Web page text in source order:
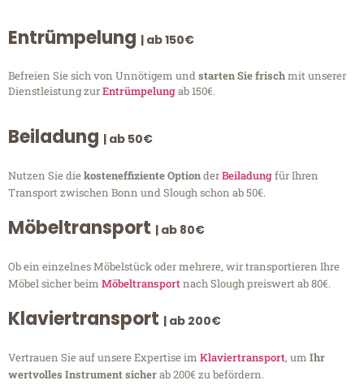
Entrümpelung | ab 150€
Befreien Sie sich von Unnötigem undstarten Sie frischmit unserer
Dienstleistung zurEntrümpelungab 150€.
Beiladung | ab 50€
Nutzen Sie diekosteneffiziente OptionderBeiladungfür Ihren
Transport zwischen Bonn und Slough schon ab 50€.
Möbeltransport | ab 80€
Ob ein einzelnes Möbelstück oder mehrere, wir transportieren Ihre
Möbel sicher beim Möbeltransportnach Slough preiswert ab 80€.
Klaviertransport | ab 200€
Vertrauen Sie auf unsere Expertise im Klaviertransport, um Ihr
wertvolles Instrument sicherab 200€ zu befördern.